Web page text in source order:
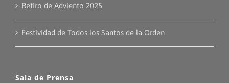
Retiro de Adviento 2025
Festividad de Todos los Santos de la Orden
Sala de Prensa